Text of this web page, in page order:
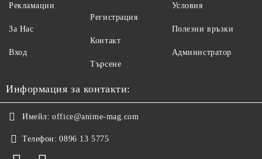
Рекламации
За Нас
Вход
Регистрация
Контакт
Търсене
Условия
Полезни връзки
Администратор
Информация за контакти:
Имейл: office@anime-mag.com
Телефон: 0896 13 5775